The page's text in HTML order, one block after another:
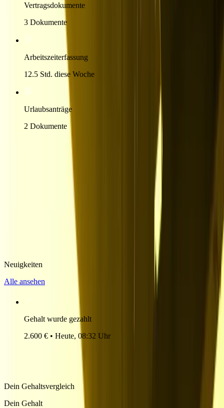
Care-App
Alles Wichtige an einem Ort
Vertragsdokumente
3 Dokumente
Arbeitszeiterfassung
12.5 Std. diese Woche
Urlaubsanträge
2 Dokumente
Sofortzahlung
Arbeit erledigt? Gehalt gezahlt.
Neuigkeiten
Alle ansehen
Gehalt wurde gezahlt
2.600 € • Heute, 08:32 Uhr
Dein Gehaltsvergleich
Dein Gehalt